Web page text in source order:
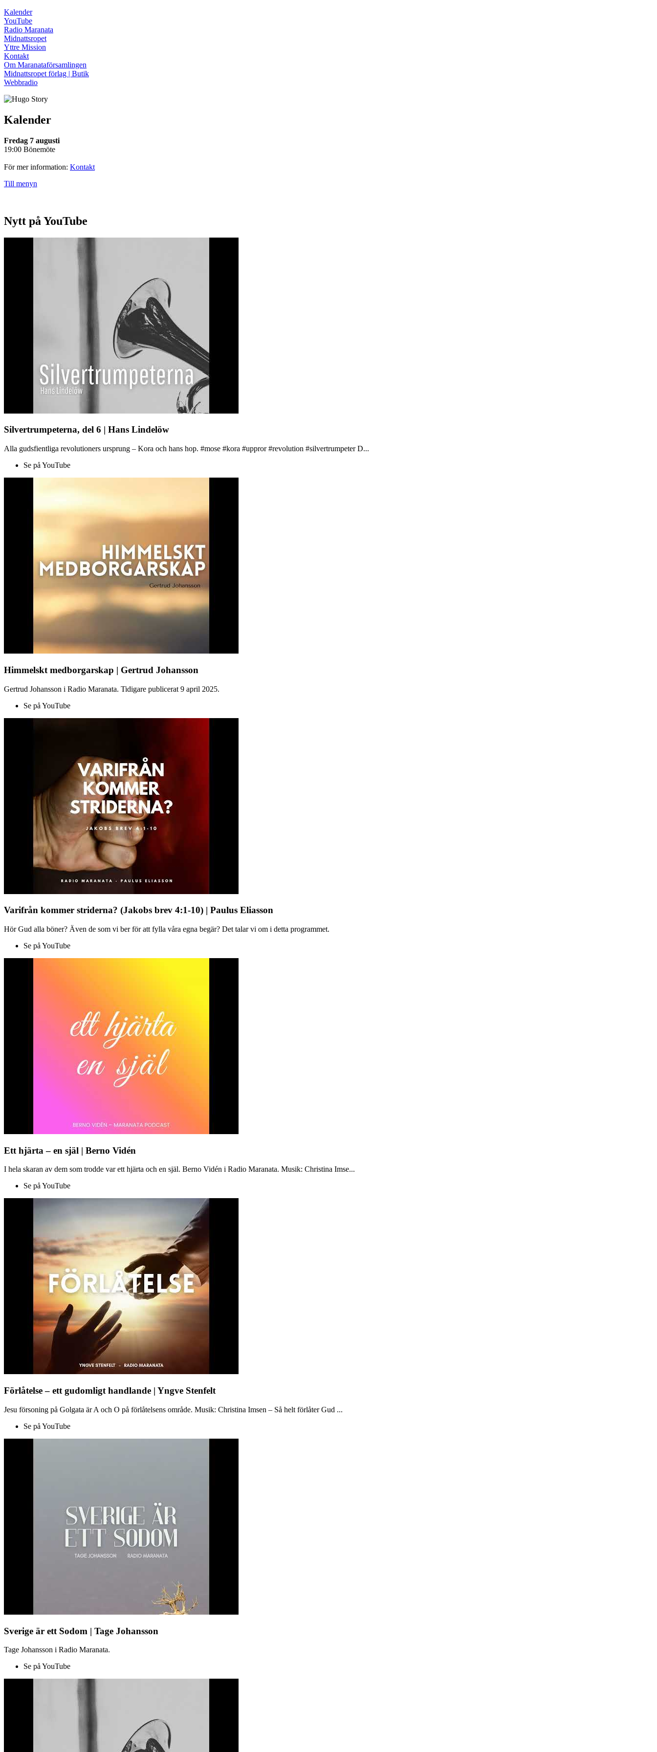
Kalender
YouTube
Radio Maranata
Midnattsropet
Yttre Mission
Kontakt
Om Maranataförsamlingen
Midnattsropet förlag | Butik
Webbradio
Kalender
Fredag 7 augusti
19:00 Bönemöte
För mer information: Kontakt
Till menyn
Nytt på YouTube
Silvertrumpeterna, del 6 | Hans Lindelöw
Alla gudsfientliga revolutioners ursprung – Kora och hans hop. #mose #kora #uppror #revolution #silvertrumpeter D...
Se på YouTube
Himmelskt medborgarskap | Gertrud Johansson
Gertrud Johansson i Radio Maranata. Tidigare publicerat 9 april 2025.
Se på YouTube
Varifrån kommer striderna? (Jakobs brev 4:1-10) | Paulus Eliasson
Hör Gud alla böner? Även de som vi ber för att fylla våra egna begär? Det talar vi om i detta programmet.
Se på YouTube
Ett hjärta – en själ | Berno Vidén
I hela skaran av dem som trodde var ett hjärta och en själ. Berno Vidén i Radio Maranata. Musik: Christina Imse...
Se på YouTube
Förlåtelse – ett gudomligt handlande | Yngve Stenfelt
Jesu försoning på Golgata är A och O på förlåtelsens område. Musik: Christina Imsen – Så helt förlåter Gud ...
Se på YouTube
Sverige är ett Sodom | Tage Johansson
Tage Johansson i Radio Maranata.
Se på YouTube